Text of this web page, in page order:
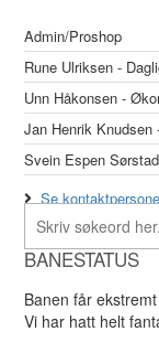
Admin/Proshop
Rune Ulriksen -
Unn Håkonsen -
Jan Henrik Knudsen
Svein Espen
Se
BANESTATUS
Banen får
Vi har hatt helt